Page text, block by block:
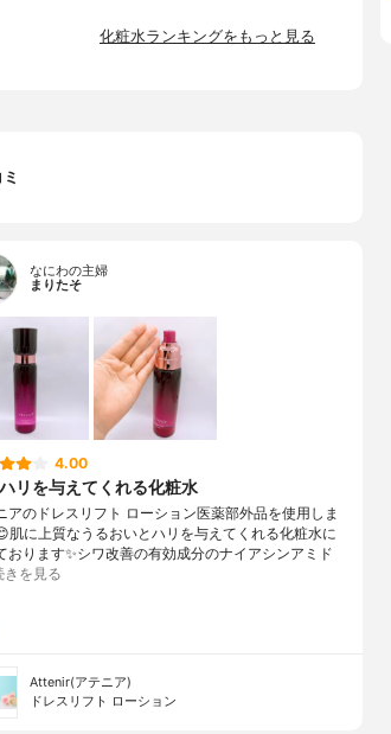
化粧水ランキングをもっと見る
なにわの主婦
まりたそ
4.00
リを与えてくれる化粧水
アのドレスリフト ローション医薬部外品を使用しま
肌に上質なうるおいとハリを与えてくれる化粧水に
おります✨シワ改善の有効成分のナイアシンアミド
きを見る
Attenir(アテニア)
ドレスリフト ローション